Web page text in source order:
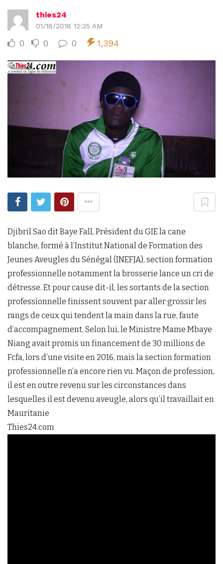
thies24
01/18/2018 12:35 AM
0 0 0 1,394
Djibril Sao dit Baye Fall, Président du GIE la cane
blanche, formé à l’Institut National de Formation des
Jeunes Aveugles du Sénégal (INEFJA), section formation
professionnelle notamment la brosserie lance un cri de
détresse. Et pour cause dit-il, les sortants de la section
professionnelle finissent souvent par aller grossir les
rangs de ceux qui tendent la main dans la rue, faute
d’accompagnement. Selon lui, le Ministre Mame Mbaye
Niang avait promis un financement de 30 millions de
Fcfa, lors d’une visite en 2016, mais la section formation
professionnelle n’a encore rien vu. Maçon de profession,
il est en outre revenu sur les circonstances dans
lesquelles il est devenu aveugle, alors qu’il travaillait en
Mauritanie
Thies24.com